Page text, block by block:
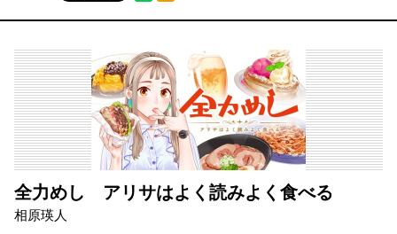
全力めし アリサはよく読みよく食べる
相原瑛人